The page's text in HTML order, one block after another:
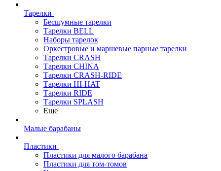
Тарелки
Бесшумные тарелки
Тарелки BELL
Наборы тарелок
Оркестровые и маршевые парные тарелки
Тарелки CRASH
Тарелки CHINA
Тарелки CRASH-RIDE
Тарелки HI-HAT
Тарелки RIDE
Тарелки SPLASH
Еще
Малые барабаны
Пластики
Пластики для малого барабана
Пластики для том-томов